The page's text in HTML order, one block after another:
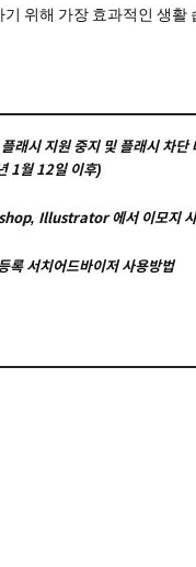
기 위해 가장 효과적인 생활
래시 지원 중지 및 플래시 차단
1월 12일 이후)
Illustrator 에서 이모지 사
록 서치어드바이저 사용방법